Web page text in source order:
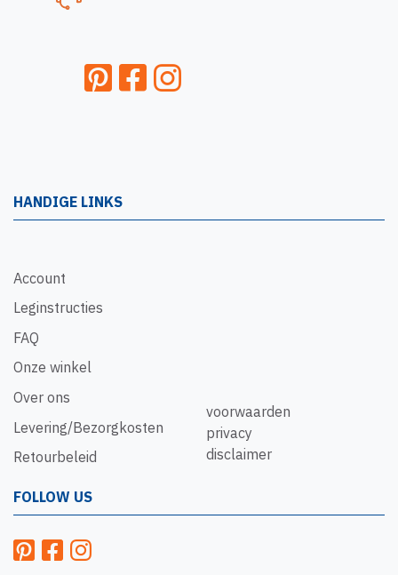
HANDIGE LINKS
Account
Leginstructies
FAQ
Onze winkel
Over ons
Levering/Bezorgkosten
Retourbeleid
voorwaarden
privacy
disclaimer
FOLLOW US